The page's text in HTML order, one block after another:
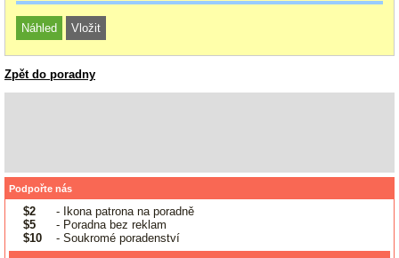
Zpět do poradny
Podpořte nás
$2
- Ikona patrona na poradně
$5
- Poradna bez reklam
$10
- Soukromé poradenství